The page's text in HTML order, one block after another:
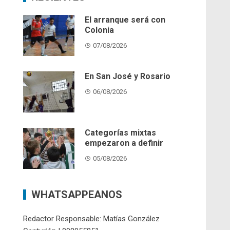
El arranque será con
Colonia
07/08/2026
En San José y Rosario
06/08/2026
Categorías mixtas
empezaron a definir
05/08/2026
WHATSAPPEANOS
Redactor Responsable: Matías González